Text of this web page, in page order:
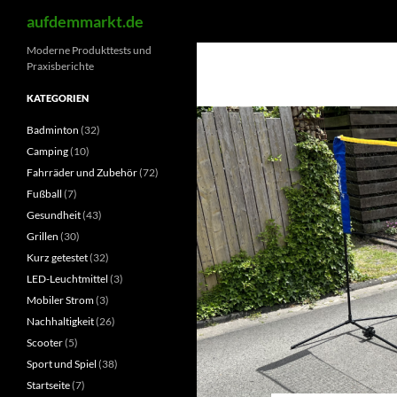
Inhalt
springen
aufdemmarkt.de
Moderne Produkttests und
Praxisberichte
KATEGORIEN
Badminton (32)
Camping(10)
Fahrräder und Zubehör(72)
Fußball (7)
Gesundheit(43)
Grillen (30)
Kurz getestet(32)
LED-Leuchtmittel (3)
Mobiler Strom(3)
Nachhaltigkeit(26)
Scooter(5)
Sport und Spiel (38)
Startseite(7)